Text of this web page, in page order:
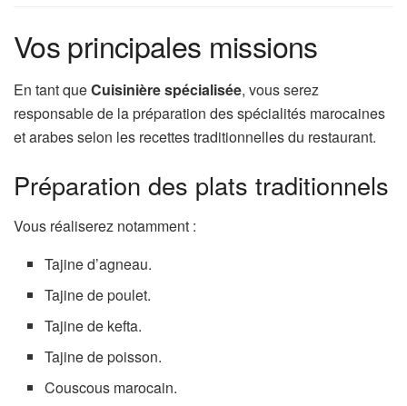
Vos principales missions
En tant queCuisinière spécialisée, vous serez
responsable de la préparation des spécialités marocaines
et arabes selon les recettes traditionnelles du restaurant.
Préparation des plats traditionnels
Vous réaliserez notamment :
Tajine d’agneau.
Tajine de poulet.
Tajine de kefta.
Tajine de poisson.
Couscous marocain.